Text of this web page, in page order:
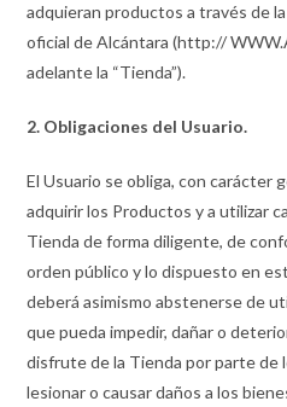
adquieran productos a través de
oficial de Alcántara (http://
adelante la “Tienda”).
2. Obligaciones del Usuario.
El Usuario se obliga, con carácter
adquirir los Productos y a utilizar
Tienda de forma diligente, de
orden público y lo dispuesto en
deberá asimismo abstenerse de
que pueda impedir, dañar o
disfrute de la Tienda por parte de
lesionar o causar daños a los